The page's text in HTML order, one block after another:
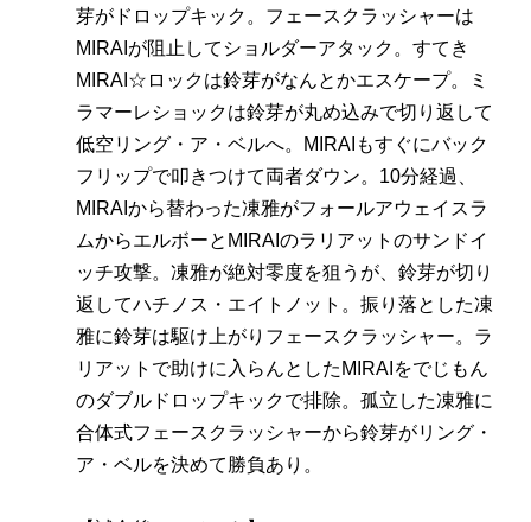
芽がドロップキック。フェースクラッシャーは
MIRAIが阻止してショルダーアタック。すてき
MIRAI☆ロックは鈴芽がなんとかエスケープ。ミ
ラマーレショックは鈴芽が丸め込みで切り返して
低空リング・ア・ベルへ。MIRAIもすぐにバック
フリップで叩きつけて両者ダウン。10分経過、
MIRAIから替わった凍雅がフォールアウェイスラ
ムからエルボーとMIRAIのラリアットのサンドイ
ッチ攻撃。凍雅が絶対零度を狙うが、鈴芽が切り
返してハチノス・エイトノット。振り落とした凍
雅に鈴芽は駆け上がりフェースクラッシャー。ラ
リアットで助けに入らんとしたMIRAIをでじもん
のダブルドロップキックで排除。孤立した凍雅に
合体式フェースクラッシャーから鈴芽がリング・
ア・ベルを決めて勝負あり。